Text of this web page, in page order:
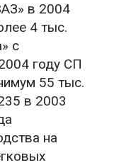
в 2004
4 тыс.
с
году СП
55 тыс.
в 2003
на